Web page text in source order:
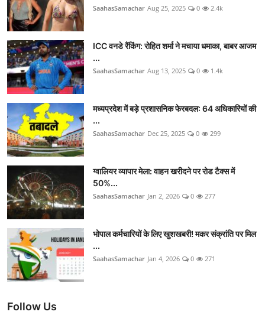
SaahasSamachar Aug 25, 2025 0 2.4k
ICC वनडे रैंकिंग: रोहित शर्मा ने मचाया धमाका, बाबर आजम
...
SaahasSamachar Aug 13, 2025 0 1.4k
मध्यप्रदेश में बड़े प्रशासनिक फेरबदल: 64 अधिकारियों की
...
SaahasSamachar Dec 25, 2025 0 299
ग्वालियर व्यापार मेला: वाहन खरीदने पर रोड टैक्स में
50%...
SaahasSamachar Jan 2, 2026 0 277
भोपाल कर्मचारियों के लिए खुशखबरी! मकर संक्रांति पर मिल
...
SaahasSamachar Jan 4, 2026 0 271
Follow Us